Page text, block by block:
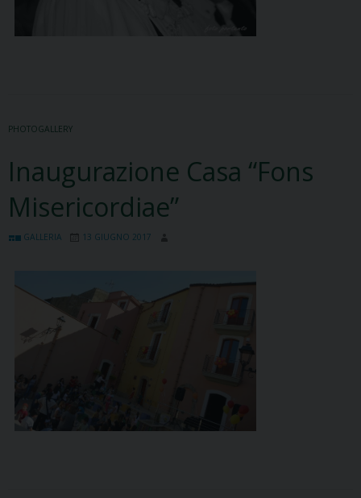
PHOTOGALLERY
Inaugurazione Casa “Fons
Misericordiae”
GALLERIA 13 GIUGNO 2017